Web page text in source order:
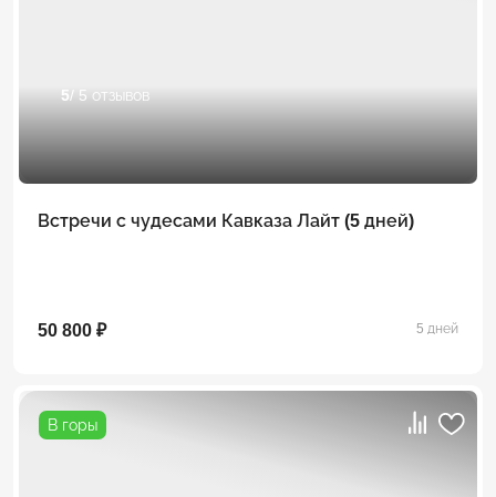
5/ 5 отзывов
Встречи с чудесами Кавказа Лайт (5 дней)
50 800 ₽ 5 дней
В горы